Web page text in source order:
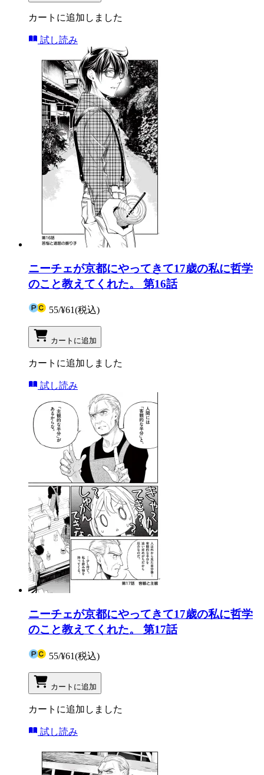
カートに追加しました
試し読み
ニーチェが京都にやってきて17歳の私に哲学
のこと教えてくれた。 第16話
55/¥61(税込)
カートに追加
カートに追加しました
試し読み
ニーチェが京都にやってきて17歳の私に哲学
のこと教えてくれた。 第17話
55/¥61(税込)
カートに追加
カートに追加しました
試し読み